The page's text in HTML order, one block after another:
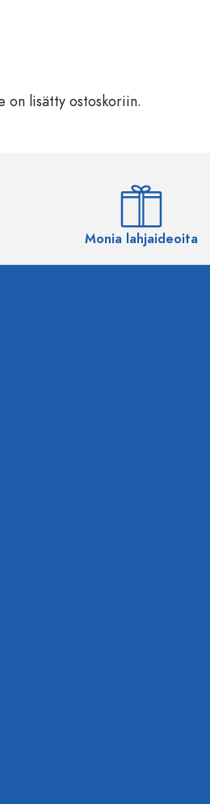
on lisätty ostoskoriin.
Monia lahjaideoita